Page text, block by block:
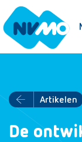
Artikelen
De